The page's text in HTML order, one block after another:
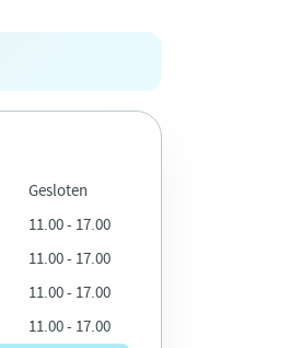
Gesloten
11.00 - 17.00
11.00 - 17.00
11.00 - 17.00
11.00 - 17.00